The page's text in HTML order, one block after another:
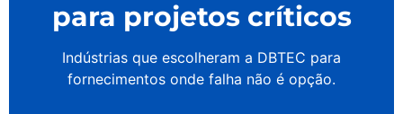
para projetos críticos
Indústrias que escolheram a DBTEC para
fornecimentos onde falha não é opção.